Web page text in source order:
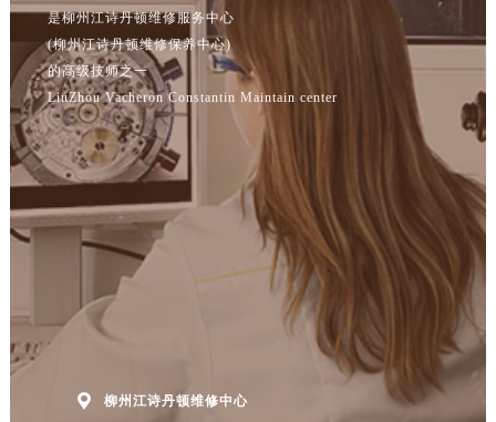
是柳州江诗丹顿维修服务中心
(柳州江诗丹顿维修保养中心)
的高级技师之一
LiuZhou Vacheron Constantin Maintain center
 柳州江诗丹顿维修中心